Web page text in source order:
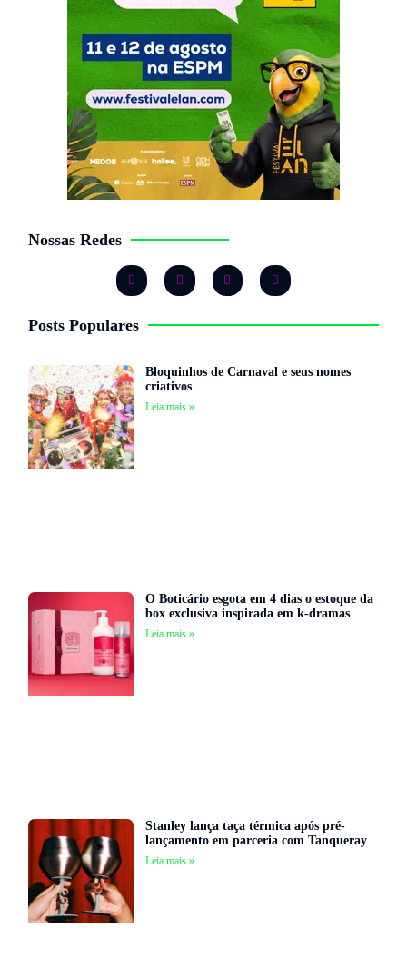
Nossas Redes
Posts Populares
Bloquinhos de Carnaval e seus nomes
criativos
Leia mais »
O Boticário esgota em 4 dias o estoque da
box exclusiva inspirada em k-dramas
Leia mais »
Stanley lança taça térmica após pré-
lançamento em parceria com Tanqueray
Leia mais »